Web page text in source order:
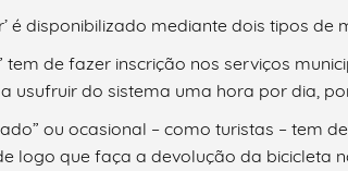
é disponibilizado mediante dois tipos de
tem de fazer inscrição nos serviços
usufruir do sistema uma hora por dia,
ou ocasional – como turistas – tem
logo que faça a devolução da bicicleta